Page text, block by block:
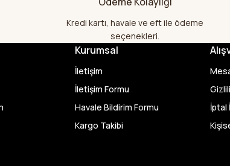
hem ölçü olarak hem
A... S... | 24/07/2026
bu kadar çeşit
geçenlere teşekkür
Abdurrahman
Kredi kartı, havale ve eft ile ödeme
seçenekleri.
Kurumsal
İletişim
İletişim Formu
Havale Bildirim Formu
Kargo Takibi
İptal